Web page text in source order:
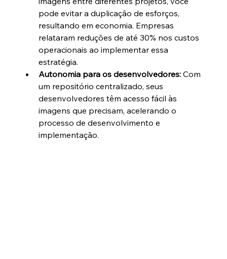
pode evitar a duplicação de esforços,
resultando em economia. Empresas
relataram reduções de até 30% nos custos
operacionais ao implementar essa
estratégia.
Autonomia para os desenvolvedores: Com
um repositório centralizado, seus
desenvolvedores têm acesso fácil às
imagens que precisam, acelerando o
processo de desenvolvimento e
implementação.